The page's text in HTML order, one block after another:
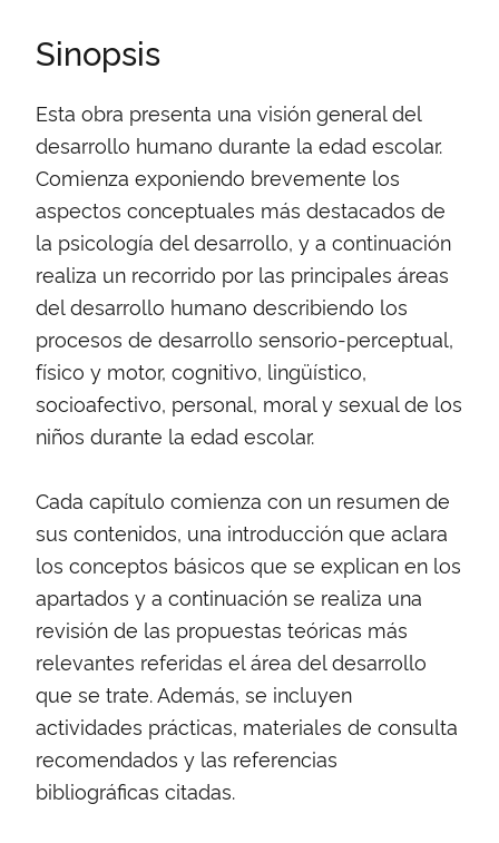
Sinopsis
Esta obra presenta una visión general del
desarrollo humano durante la edad escolar.
Comienza exponiendo brevemente los
aspectos conceptuales más destacados de
la psicología del desarrollo, y a continuación
realiza un recorrido por las principales áreas
del desarrollo humano describiendo los
procesos de desarrollo sensorio-perceptual,
físico y motor, cognitivo, lingüístico,
socioafectivo, personal, moral y sexual de los
niños durante la edad escolar.
Cada capítulo comienza con un resumen de
sus contenidos, una introducción que aclara
los conceptos básicos que se explican en los
apartados y a continuación se realiza una
revisión de las propuestas teóricas más
relevantes referidas el área del desarrollo
que se trate. Además, se incluyen
actividades prácticas, materiales de consulta
recomendados y las referencias
bibliográficas citadas.